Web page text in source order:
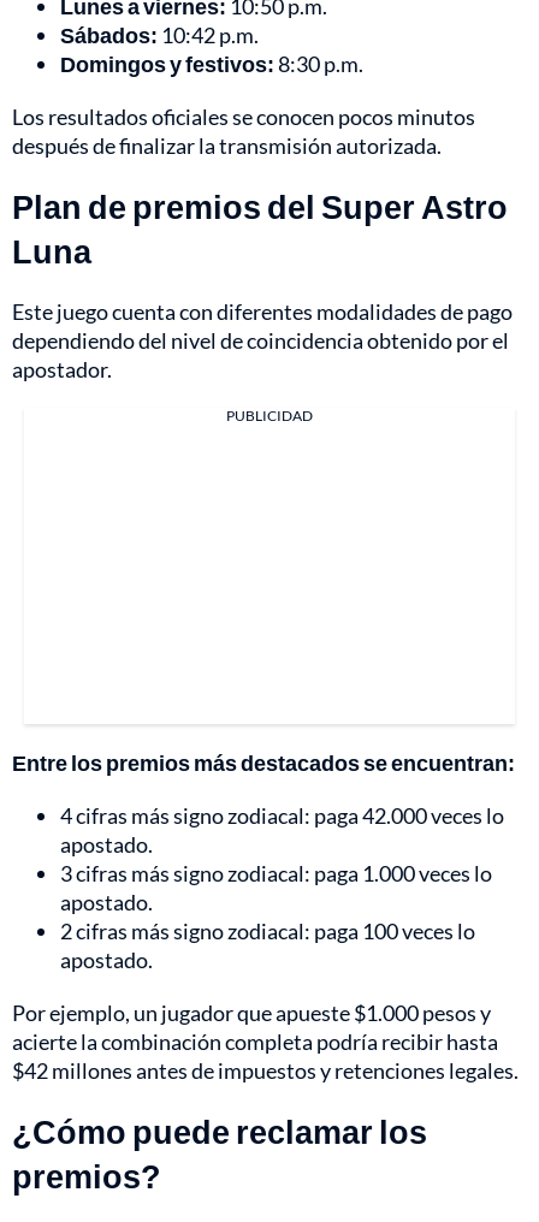
Lunes a viernes: 10:50 p.m.
Sábados: 10:42 p.m.
Domingos y festivos:8:30 p.m.
Los resultados oficiales se conocen pocos minutos
después de finalizar la transmisión autorizada.
Plan de premios del Super Astro
Luna
Este juego cuenta con diferentes modalidades de pago
dependiendo del nivel de coincidencia obtenido por el
apostador.
PUBLICIDAD
Entre los premios más destacados se encuentran:
4 cifras más signo zodiacal: paga 42.000 veces lo
apostado.
3 cifras más signo zodiacal: paga 1.000 veces lo
apostado.
2 cifras más signo zodiacal: paga 100 veces lo
apostado.
Por ejemplo, un jugador que apueste $1.000 pesos y
acierte la combinación completa podría recibir hasta
$42 millones antes de impuestos y retenciones legales.
¿Cómo puede reclamar los
premios?